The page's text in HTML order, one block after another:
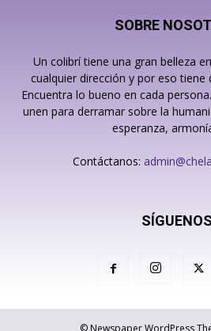
SOBRE
Un colibrí tiene una gran belleza
cualquier dirección y por eso tiene
Encuentra lo bueno en cada
unen para derramar sobre la
esperanza,
Contáctanos:
SÍGUENOS